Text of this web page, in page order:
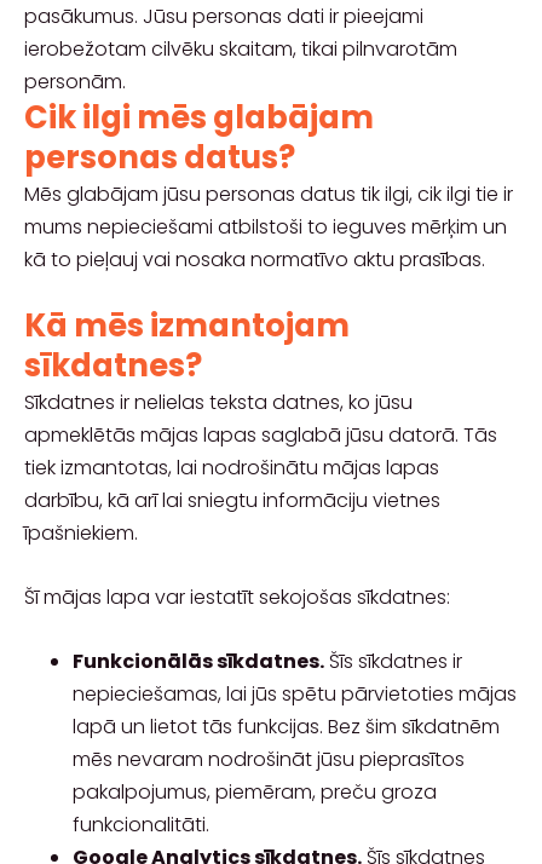
pasākumus. Jūsu personas dati ir pieejami
ierobežotam cilvēku skaitam, tikai pilnvarotām
personām.
Cik ilgi mēs glabājam
personas datus?
Mēs glabājam jūsu personas datus tik ilgi, cik ilgi tie ir
mums nepieciešami atbilstoši to ieguves mērķim un
kā to pieļauj vai nosaka normatīvo aktu prasības.
Kā mēs izmantojam
sīkdatnes?
Sīkdatnes ir nelielas teksta datnes, ko jūsu
apmeklētās mājas lapas saglabā jūsu datorā. Tās
tiek izmantotas, lai nodrošinātu mājas lapas
darbību, kā arī lai sniegtu informāciju vietnes
īpašniekiem.
Šī mājas lapa var iestatīt sekojošas sīkdatnes:
Funkcionālās sīkdatnes.Šīs sīkdatnes ir
nepieciešamas, lai jūs spētu pārvietoties mājas
lapā un lietot tās funkcijas. Bez šim sīkdatnēm
mēs nevaram nodrošināt jūsu pieprasītos
pakalpojumus, piemēram, preču groza
funkcionalitāti.
Google Analytics sīkdatnes.Šīs sīkdatnes